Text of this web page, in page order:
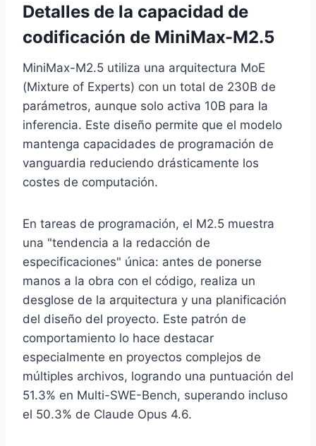
Detalles de la capacidad de
codificación de MiniMax-M2.5
MiniMax-M2.5 utiliza una arquitectura MoE
(Mixture of Experts) con un total de 230B de
parámetros, aunque solo activa 10B para la
inferencia. Este diseño permite que el modelo
mantenga capacidades de programación de
vanguardia reduciendo drásticamente los
costes de computación.
En tareas de programación, el M2.5 muestra
una "tendencia a la redacción de
especificaciones" única: antes de ponerse
manos a la obra con el código, realiza un
desglose de la arquitectura y una planificación
del diseño del proyecto. Este patrón de
comportamiento lo hace destacar
especialmente en proyectos complejos de
múltiples archivos, logrando una puntuación del
51.3% en Multi-SWE-Bench, superando incluso
el 50.3% de Claude Opus 4.6.